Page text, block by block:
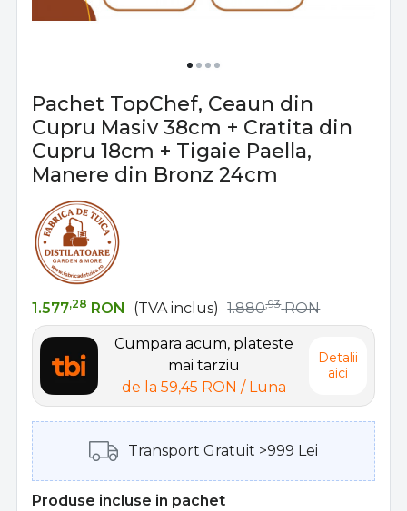
Pachet TopChef, Ceaun din
Cupru Masiv 38cm + Cratita din
Cupru 18cm + Tigaie Paella,
Manere din Bronz 24cm
1.577,28 RON (TVA inclus) 1.880,93 RON
Cumpara acum, plateste
mai tarziu
de la 59,45 RON / Luna
Detalii
aici
Transport Gratuit >999 Lei
Produse incluse in pachet